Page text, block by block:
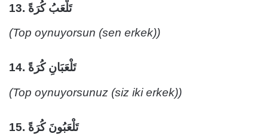
13. تَلْعَبُ كُرَةً
(Top oynuyorsun (sen erkek))
14. تَلْعَبَانِ كُرَةً
(Top oynuyorsunuz (siz iki erkek))
15. تَلْعَبُونَ كُرَةً